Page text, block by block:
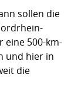
sollen die
eine 500-km-
und hier in
die